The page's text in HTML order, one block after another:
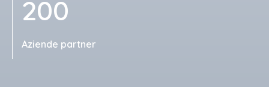
200
Aziende partner